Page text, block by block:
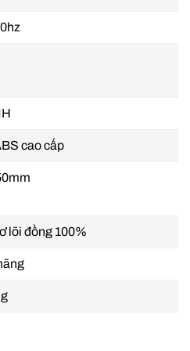
Panasonic có màn che
cao cấp
lõi đồng 100%